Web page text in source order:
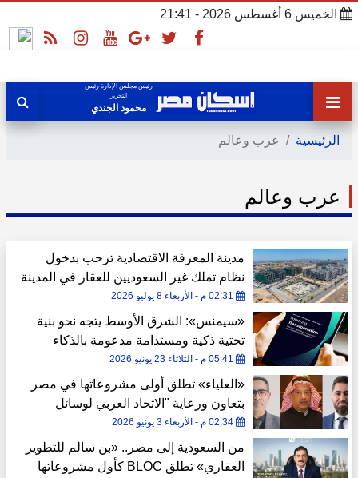
الخميس 6 أغسطس 2026 - 21:41
رئيس مجلس الإدارة رئيس
التحرير
محمود الجندي
الرئيسية عرب وعالم
عرب وعالم
مدينة المعرفة الاقتصادية ترحب بدخول
نظام تملك غير السعوديين للعقار في المدينة
المنورة حيز التنفيذ
02:31 م - الأربعاء 8 يوليو 2026
«سيمنس»: الشرق الأوسط يتجه نحو بنية
تحتية ذكية ومستدامة مدعومة بالذكاء
الاصطناعي
05:41 م - الثلاثاء 23 يونيو 2026
«العلياء» تطلق أولى مشروعاتها في مصر
بتعاون ورعاية "الاتحاد العربي لوسائل
الإعلام" و"مجلس الوحدة الاقتصادية العربية"
02:34 م - الأربعاء 3 يونيو 2026
من السعودية إلى مصر.. «بن سالم للتطوير
العقاري» تطلق BLOC كأول مشروعاتها